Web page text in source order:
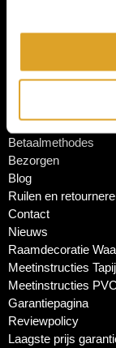
Tel: + (0) 73 - 621
E-mail:
Geschiedenis
Betaalmethodes
Bezorgen
Blog
Ruilen en
Contact
Nieuws
Raamdecoratie
Meetinstructies
Meetinstructies
Garantiepagina
Reviewpolicy
Laagste prijs